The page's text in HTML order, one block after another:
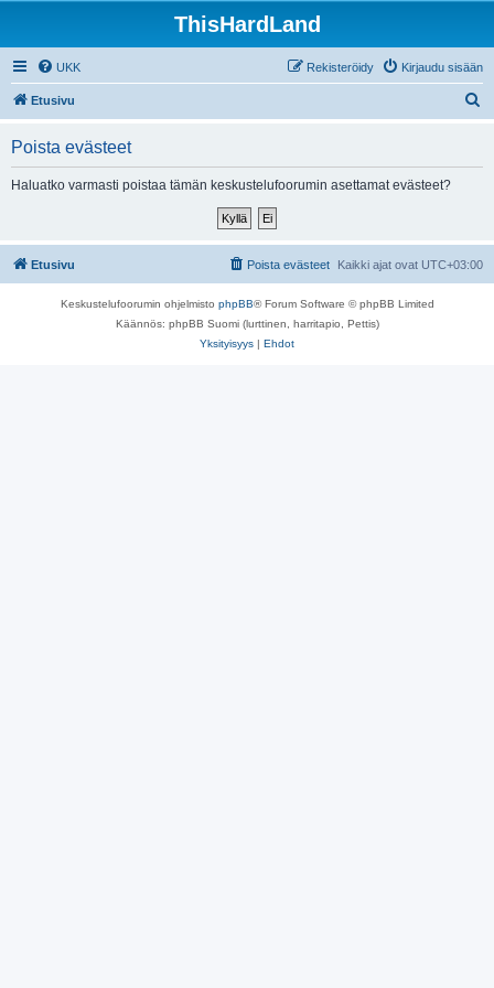
ThisHardLand
UKK Kirjaudu sisään
Rekisteröidy
Etusivu
Poista evästeet
Haluatko varmasti poistaa tämän keskustelufoorumin asettamat evästeet?
Etusivu Kaikki ajat ovat UTC+03:00
Poista evästeet
Keskustelufoorumin ohjelmisto phpBB® Forum Software © phpBB Limited
Käännös: phpBB Suomi (lurttinen, harritapio, Pettis)
Yksityisyys | Ehdot